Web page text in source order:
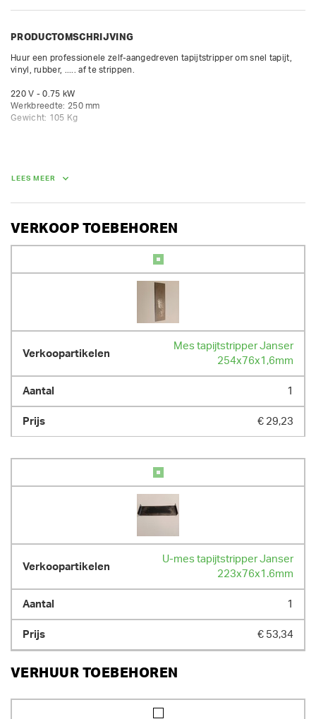
PRODUCTOMSCHRIJVING
Huur een professionele zelf-aangedreven tapijtstripper om snel tapijt,
vinyl, rubber, ..... af te strippen.
220 V - 0.75 kW
Werkbreedte: 250 mm
Gewicht: 105 Kg
LEES MEER
VERKOOP TOEBEHOREN
Mes tapijtstripper Janser
254x76x1,6mm
1
€ 29,23
U-mes tapijtstripper Janser
223x76x1.6mm
1
€ 53,34
VERHUUR TOEBEHOREN